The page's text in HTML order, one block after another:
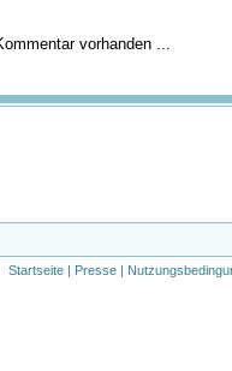
vorhanden ...
Startseite | Presse |